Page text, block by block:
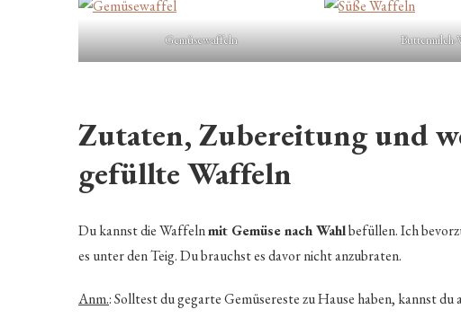
Gemüsewaffeln Buttermilch-
Zutaten, Zubereitung und
gefüllte Waffeln
Du kannst die Waffelnmit Gemüse nach Wahlbefüllen. Ich
es unter den Teig. Du brauchst es davor nicht anzubraten.
Anm.: Solltest du gegarte Gemüsereste zu Hause haben, kannst du